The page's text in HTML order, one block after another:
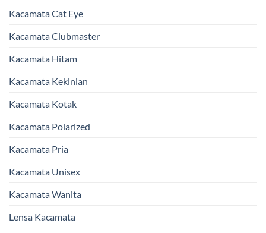
Kacamata Cat Eye
Kacamata Clubmaster
Kacamata Hitam
Kacamata Kekinian
Kacamata Kotak
Kacamata Polarized
Kacamata Pria
Kacamata Unisex
Kacamata Wanita
Lensa Kacamata